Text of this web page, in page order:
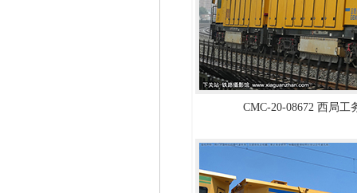
CMC-20-08672 西局工